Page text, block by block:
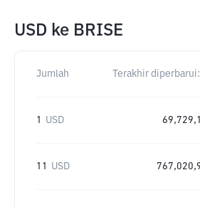
USD ke BRISE
Jumlah Terakhir diperbarui:
1 USD
11 USD